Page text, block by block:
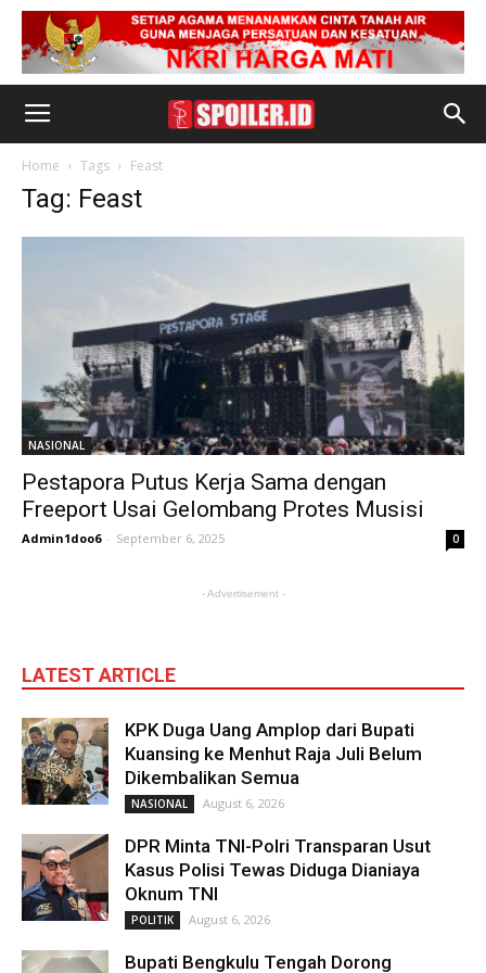
Home Tags Feast
Tag: Feast
NASIONAL
Pestapora Putus Kerja Sama dengan
Freeport Usai Gelombang Protes Musisi
Admin1doo6 - September 6, 2025 0
- Advertisement -
LATEST ARTICLE
KPK Duga Uang Amplop dari Bupati
Kuansing ke Menhut Raja Juli Belum
Dikembalikan Semua
NASIONAL August 6, 2026
DPR Minta TNI-Polri Transparan Usut
Kasus Polisi Tewas Diduga Dianiaya
Oknum TNI
POLITIK August 6, 2026
Bupati Bengkulu Tengah Dorong